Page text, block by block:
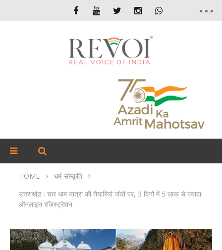
HOME
धर्म-संस्कृति
उत्तराखंड : चार धाम यात्रा की तैयारियां जोरों पर, 3 दिनों में 5 लाख से ज्यादा
ऑनलाइन रजिस्ट्रेशन